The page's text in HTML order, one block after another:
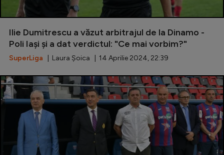
Ilie Dumitrescu a văzut arbitrajul de la Dinamo -
Poli Iași și a dat verdictul: "Ce mai vorbim?"
SuperLiga | Laura Șoica | 14 Aprilie 2024, 22:39